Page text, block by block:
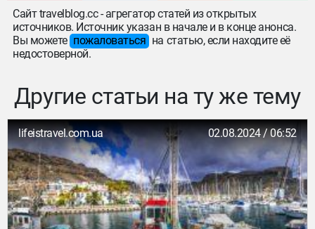
Сайт travelblog.cc - агрегатор статей из открытых
источников. Источник указан в начале и в конце анонса.
Вы можете пожаловаться на статью, если находите её
недостоверной.
Другие статьи на ту же тему
lifeistravel.com.ua 02.08.2024 / 06:52